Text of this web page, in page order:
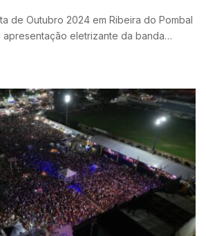
de Outubro 2024 em Ribeira do Pombal
apresentação eletrizante da banda…